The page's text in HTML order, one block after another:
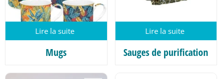
Lire la suite
Mugs
Lire la suite
Sauges de purification